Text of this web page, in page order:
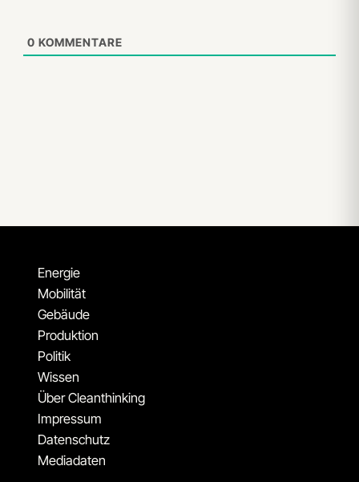
0 KOMMENTARE
Energie
Mobilität
Gebäude
Produktion
Politik
Wissen
Über Cleanthinking
Impressum
Datenschutz
Mediadaten